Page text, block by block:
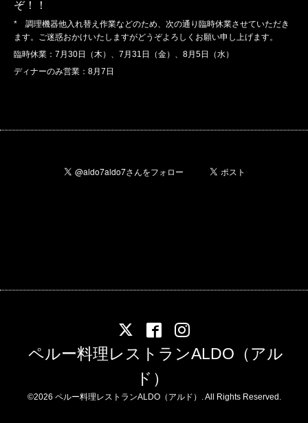
ぞ！！
* 調理機器他入れ替え作業などのため、次の通り臨時休業させていただき
ます。ご迷惑おかけいたしますがどうぞよろしくお願い申し上げます。
臨時休業：7月30日（木）、7月31日（金）、8月5日（水）
ディナーのみ営業：8月7日
ペルー料理レストランALDO（アル
ド）
©2026 ペルー料理レストランALDO（アルド） . All Rights Reserved.